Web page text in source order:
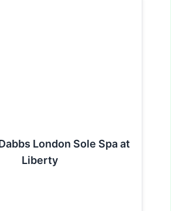
London Sole Spa at
Liberty